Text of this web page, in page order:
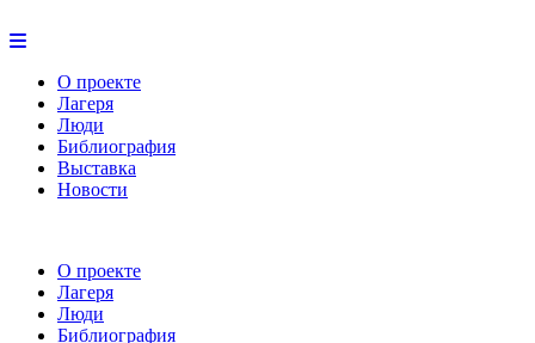
О проекте
Лагеря
Люди
Библиография
Выставка
Новости
О проекте
Лагеря
Люди
Библиография